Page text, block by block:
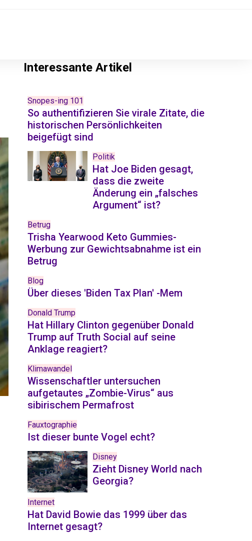
Interessante Artikel
Snopes-ing 101
So authentifizieren Sie virale Zitate, die
historischen Persönlichkeiten
beigefügt sind
Politik
Hat Joe Biden gesagt,
dass die zweite
Änderung ein „falsches
Argument“ ist?
Betrug
Trisha Yearwood Keto Gummies-
Werbung zur Gewichtsabnahme ist ein
Betrug
Blog
Über dieses 'Biden Tax Plan' -Mem
Donald Trump
Hat Hillary Clinton gegenüber Donald
Trump auf Truth Social auf seine
Anklage reagiert?
Klimawandel
Wissenschaftler untersuchen
aufgetautes „Zombie-Virus“ aus
sibirischem Permafrost
Fauxtographie
Ist dieser bunte Vogel echt?
Disney
Zieht Disney World nach
Georgia?
Internet
Hat David Bowie das 1999 über das
Internet gesagt?